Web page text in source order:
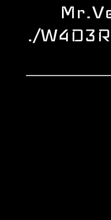
./